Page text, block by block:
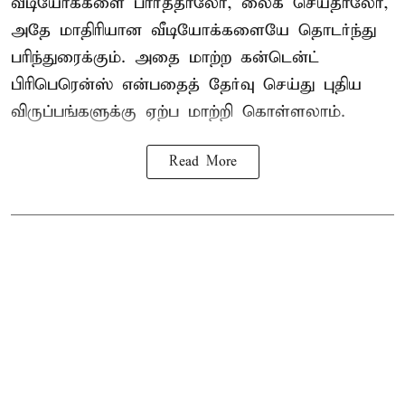
அதே மாதிரியான வீடியோக்களையே தொடர்ந்து
பரிந்துரைக்கும். அதை மாற்ற கன்டென்ட்
பிரிபெரென்ஸ் என்பதைத் தேர்வு செய்து புதிய
விருப்பங்களுக்கு ஏற்ப மாற்றி கொள்ளலாம்.
Read More